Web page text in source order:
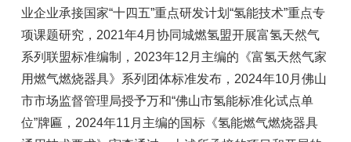
业企业承接国家“十四五”重点研发计划“氢能技术”重点专
项课题研究，2021年4月协同城燃氢盟开展富氢天然气
系列联盟标准编制，2023年12月主编的《富氢天然气家
用燃气燃烧器具》系列团体标准发布，2024年10月佛山
市市场监督管理局授予万和“佛山市氢能标准化试点单
位”牌匾，2024年11月主编的国标《氢能燃气燃烧器具